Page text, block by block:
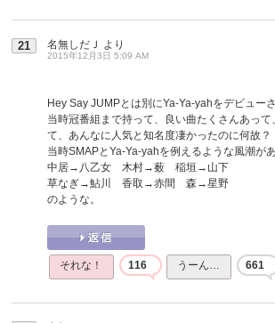
21 名無しだＪ より
2015年12月3日 5:09 AM
Hey Say JUMPとは別にYa-Ya-yahをデビュー
当時冠番組まで持って、良い曲たくさんあっ
て、あんなに人気と知名度凄かったのに何故？
当時SMAPとYa-Ya-yahを例えるような風潮があ
中居→八乙女 木村→薮 稲垣→山下
草なぎ→鮎川 香取→赤間 森→星野
のような。
それな！ 116 うーん… 661